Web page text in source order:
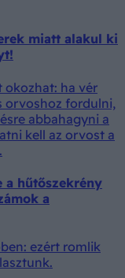
miatt alakul ki
okozhat: ha vér
orvoshoz fordulni,
abbahagyni a
kell az orvost a
hűtőszekrény
a
ezért romlik